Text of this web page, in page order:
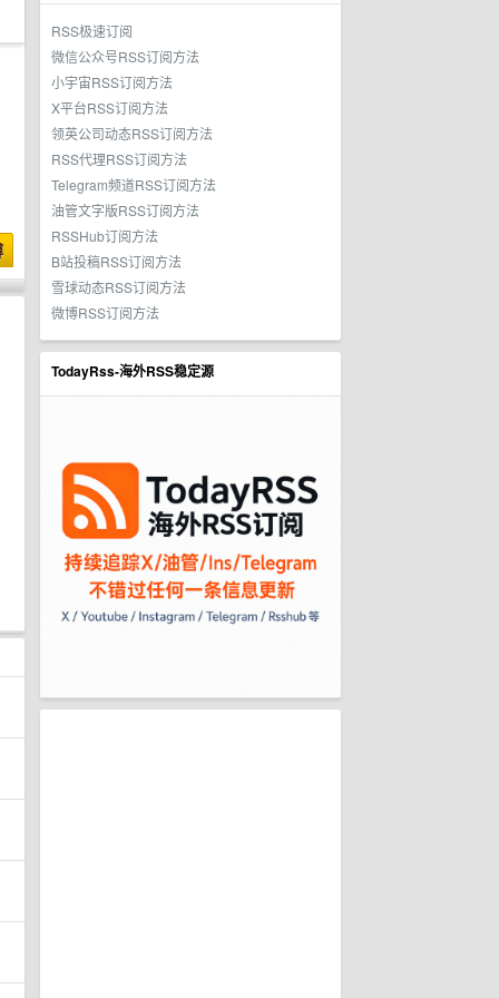
RSS极速订阅
微信公众号RSS订阅方法
小宇宙RSS订阅方法
X平台RSS订阅方法
领英公司动态RSS订阅方法
RSS代理RSS订阅方法
Telegram频道RSS订阅方法
油管文字版RSS订阅方法
RSSHub订阅方法
B站投稿RSS订阅方法
雪球动态RSS订阅方法
微博RSS订阅方法
TodayRss-海外RSS稳定源